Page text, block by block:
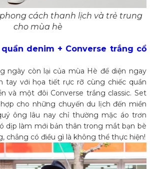
cách thanh lịch và trẻ trung
cho mùa hè
denim + Converse trắng cổ
ngày còn lại của mùa Hè để diện ngay
tay với họa tiết rực rỡ cùng chiếc quần
và một đôi Converse trắng classic. Set
cho những chuyến du lịch đến miền
ông lâu nay chỉ thường mặc áo trơn
dịp làm mới bản thân trong mắt bạn bè
chẳng có điều gì là không thể thực hiện!